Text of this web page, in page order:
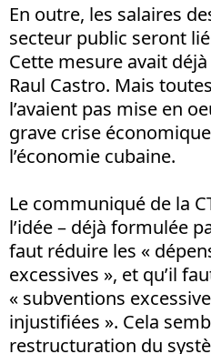
En outre, les salaires
secteur public seront
Cette mesure avait
Raul Castro. Mais
l’avaient pas mise en
grave crise
l’économie cubaine.
Le communiqué de la
l’idée – déjà formulée
faut réduire les «
excessives », et qu’il
« subventions
injustifiées ». Cela
restructuration du